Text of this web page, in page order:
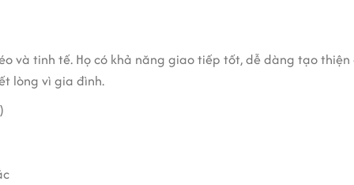
và tinh tế. Họ có khả năng giao tiếp tốt, dễ dàng tạo
lòng vì gia đình.